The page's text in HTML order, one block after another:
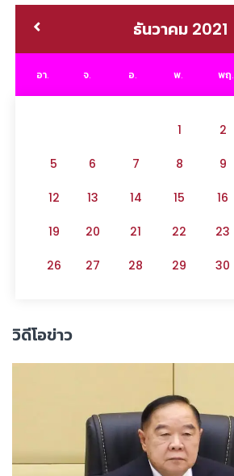
ธันวาคม 2021
อา. จ. อ. พ. พฤ.
1 2
5 6 7 8 9
12 13 14 15 16
19 20 21 22 23
26 27 28 29 30
วิดีโอข่าว